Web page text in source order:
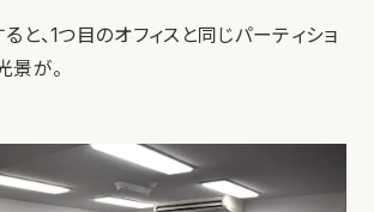
と、1つ目のオフィスと同じパーティショ
景が。